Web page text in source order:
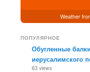
Weather
ПОПУЛЯРНОЕ
Обугленные
иерусалимского
63 views